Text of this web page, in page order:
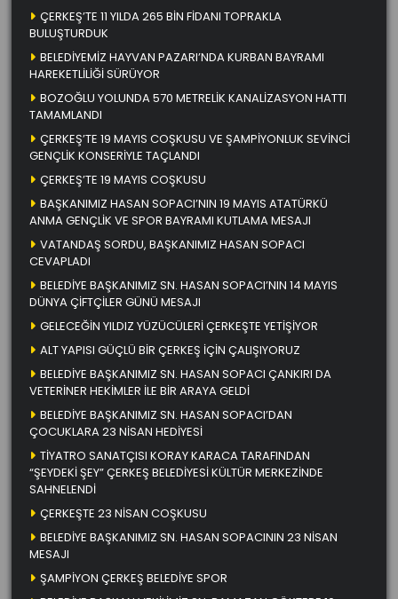
ÇERKEŞ’TE 11 YILDA 265 BİN FİDANI TOPRAKLA
BULUŞTURDUK
BELEDİYEMİZ HAYVAN PAZARI’NDA KURBAN BAYRAMI
HAREKETLİLİĞİ SÜRÜYOR
BOZOĞLU YOLUNDA 570 METRELİK KANALİZASYON HATTI
TAMAMLANDI
ÇERKEŞ’TE 19 MAYIS COŞKUSU VE ŞAMPİYONLUK SEVİNCİ
GENÇLİK KONSERİYLE TAÇLANDI
ÇERKEŞ’TE 19 MAYIS COŞKUSU
BAŞKANIMIZ HASAN SOPACI’NIN 19 MAYIS ATATÜRKÜ
ANMA GENÇLİK VE SPOR BAYRAMI KUTLAMA MESAJI
VATANDAŞ SORDU, BAŞKANIMIZ HASAN SOPACI
CEVAPLADI
BELEDİYE BAŞKANIMIZ SN. HASAN SOPACI’NIN 14 MAYIS
DÜNYA ÇİFTÇİLER GÜNÜ MESAJI
GELECEĞİN YILDIZ YÜZÜCÜLERİ ÇERKEŞTE YETİŞİYOR
ALT YAPISI GÜÇLÜ BİR ÇERKEŞ İÇİN ÇALIŞIYORUZ
BELEDİYE BAŞKANIMIZ SN. HASAN SOPACI ÇANKIRI DA
VETERİNER HEKİMLER İLE BİR ARAYA GELDİ
BELEDİYE BAŞKANIMIZ SN. HASAN SOPACI’DAN
ÇOCUKLARA 23 NİSAN HEDİYESİ
TİYATRO SANATÇISI KORAY KARACA TARAFINDAN
“ŞEYDEKİ ŞEY” ÇERKEŞ BELEDİYESİ KÜLTÜR MERKEZİNDE
SAHNELENDİ
ÇERKEŞTE 23 NİSAN COŞKUSU
BELEDİYE BAŞKANIMIZ SN. HASAN SOPACININ 23 NİSAN
MESAJI
ŞAMPİYON ÇERKEŞ BELEDİYE SPOR